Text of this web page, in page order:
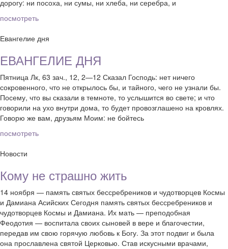
дорогу: ни посоха, ни сумы, ни хлеба, ни серебра, и
посмотреть
Евангелие дня
ЕВАНГЕЛИЕ ДНЯ
Пятница Лк, 63 зач., 12, 2—12 Сказал Господь: нет ничего
сокровенного, что не открылось бы, и тайного, чего не узнали бы.
Посему, что вы сказали в темноте, то услышится во свете; и что
говорили на ухо внутри дома, то будет провозглашено на кровлях.
Говорю же вам, друзьям Моим: не бойтесь
посмотреть
Новости
Кому не страшно жить
14 ноября — память святых бессребреников и чудотворцев Космы
и Дамиана Асийских Сегодня память святых бессребреников и
чудотворцев Космы и Дамиана. Их мать — преподобная
Феодотия — воспитала своих сыновей в вере и благочестии,
передав им свою горячую любовь к Богу. За этот подвиг и была
она прославлена святой Церковью. Став искусными врачами,